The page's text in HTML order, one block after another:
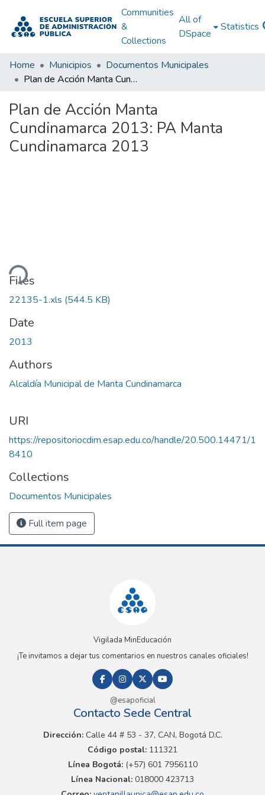
Communities
&
Collections
All of
DSpace
Statistics
Home Municipios
Documentos Municipales
Plan de Acción Manta Cundinamarca 2013: PA Manta Cundinamarca 2013
Plan de Acción Manta
Cundinamarca 2013: PA Manta
Cundinamarca 2013
Files
22135-1.xls (544.5 KB)
Date
2013
Authors
Alcaldía Municipal de Manta Cundinamarca
URI
https://repositoriocdim.esap.edu.co/handle/20.500.14471/1
8410
Collections
Documentos Municipales
Full item page
Vigilada MinEducación
¡Te invitamos a dejar tus comentarios en nuestros canales oficiales!
@esapoficial
Contacto Sede Central
Dirección:Calle 44 # 53 - 37, CAN, Bogotá D.C.
Código postal: 111321
Línea Bogotá:(+57) 601 7956110
Línea Nacional: 018000 423713